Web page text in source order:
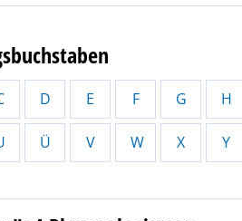
D E F G H
Ü V W X Y